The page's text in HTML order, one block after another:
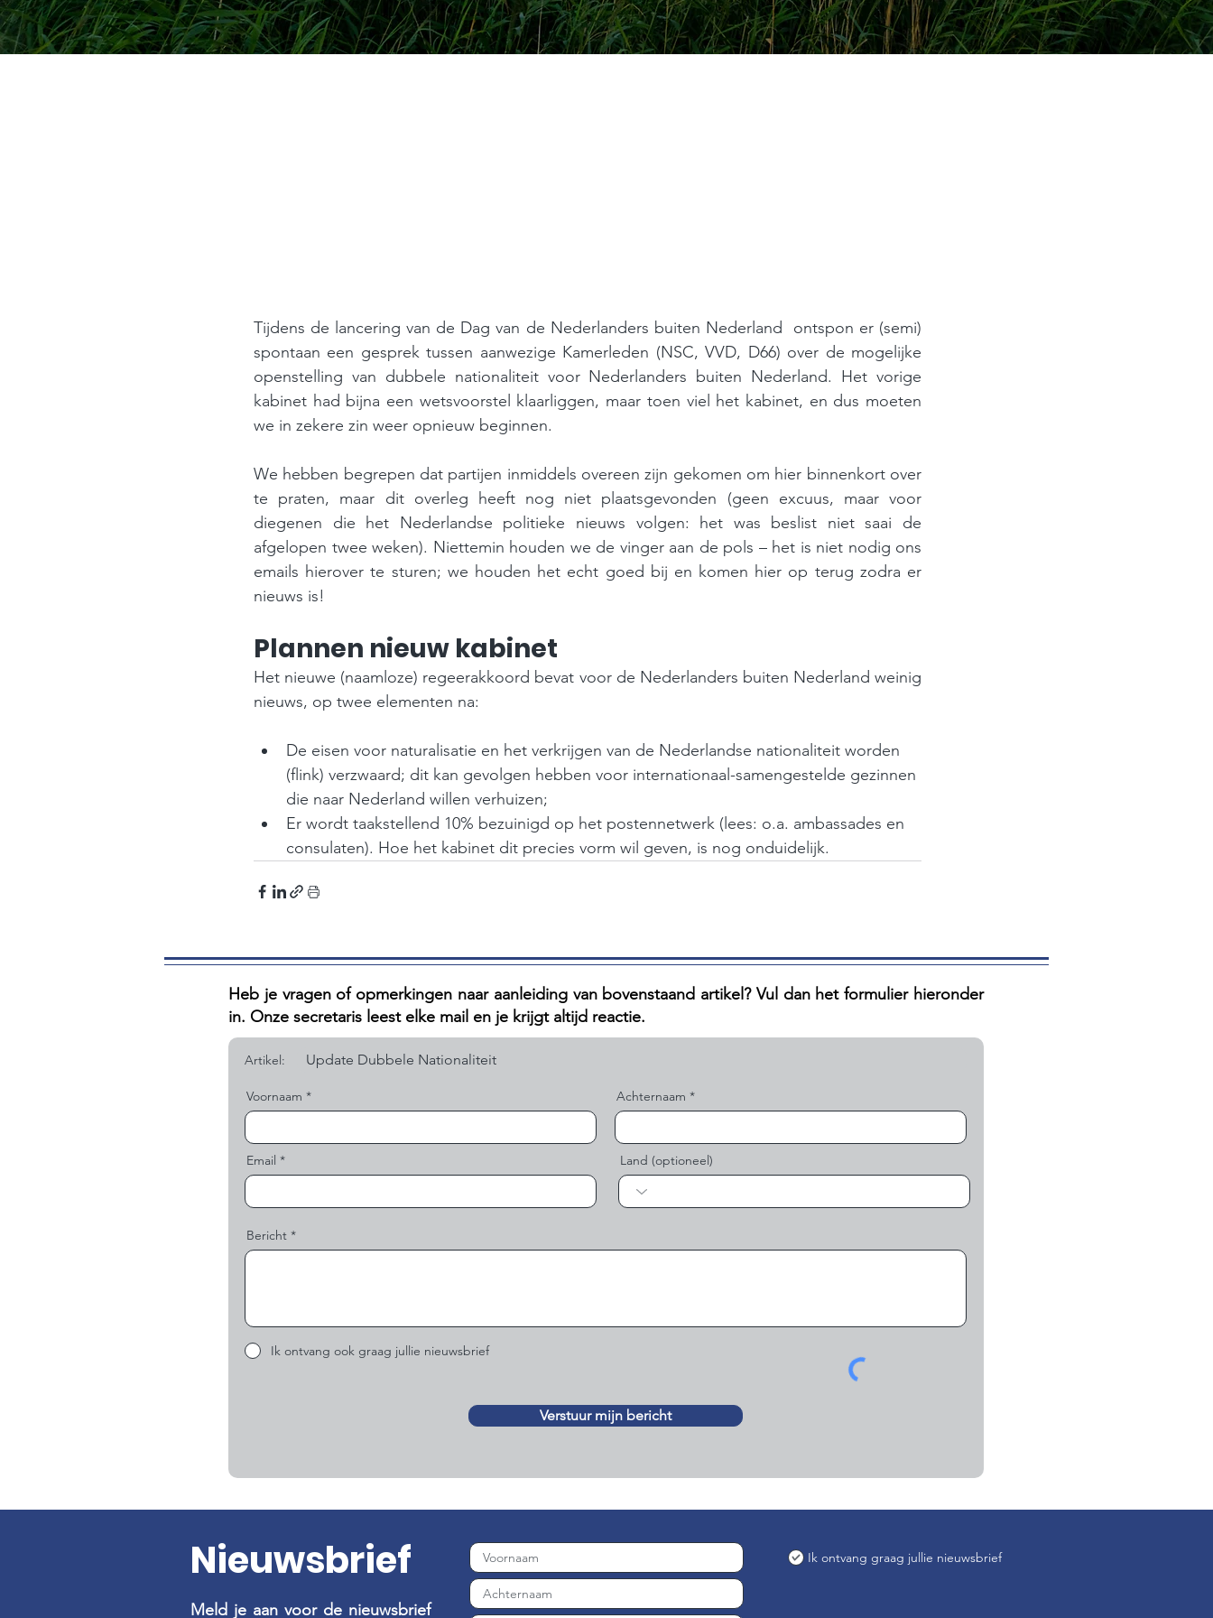
Tijdens de lancering van de Dag van de Nederlanders buiten Nederland  ontspon er (semi)
spontaan een gesprek tussen aanwezige Kamerleden (NSC, VVD, D66) over de mogelijke
openstelling van dubbele nationaliteit voor Nederlanders buiten Nederland. Het vorige
kabinet had bijna een wetsvoorstel klaarliggen, maar toen viel het kabinet, en dus moeten
we in zekere zin weer opnieuw beginnen.
We hebben begrepen dat partijen inmiddels overeen zijn gekomen om hier binnenkort over
te praten, maar dit overleg heeft nog niet plaatsgevonden (geen excuus, maar voor
diegenen die het Nederlandse politieke nieuws volgen: het was beslist niet saai de
afgelopen twee weken). Niettemin houden we de vinger aan de pols – het is niet nodig ons
emails hierover te sturen; we houden het echt goed bij en komen hier op terug zodra er
nieuws is!
Plannen nieuw kabinet
Het nieuwe (naamloze) regeerakkoord bevat voor de Nederlanders buiten Nederland weinig
nieuws, op twee elementen na:
De eisen voor naturalisatie en het verkrijgen van de Nederlandse nationaliteit worden
(flink) verzwaard; dit kan gevolgen hebben voor internationaal-samengestelde gezinnen
die naar Nederland willen verhuizen;
Er wordt taakstellend 10% bezuinigd op het postennetwerk (lees: o.a. ambassades en
consulaten). Hoe het kabinet dit precies vorm wil geven, is nog onduidelijk.
Heb je vragen of opmerkingen naar aanleiding van bovenstaand artikel? Vul dan het formulier hieronder
in. Onze secretaris leest elke mail en je krijgt altijd reactie.
Artikel:
Voornaam
Email
Achternaam
Land (optioneel)
Bericht
Ik ontvang ook graag jullie nieuwsbrief
Verstuur mijn bericht
Nieuwsbrief
Meld je aan voor de nieuwsbrief
Ik ontvang graag jullie nieuwsbrief